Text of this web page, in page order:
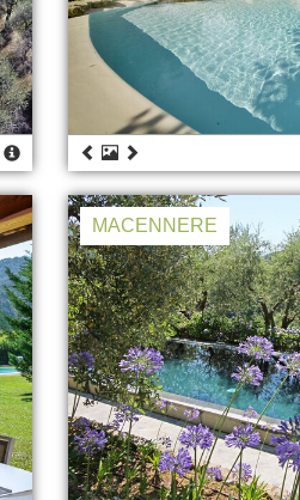
MACENNERE